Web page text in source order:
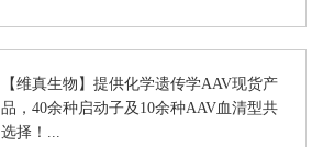
【维真生物】提供化学遗传学AAV现货产
品，40余种启动子及10余种AAV血清型共
选择！...